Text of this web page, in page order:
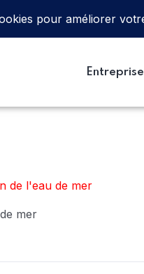
Entreprise
de l'eau de mer
mer